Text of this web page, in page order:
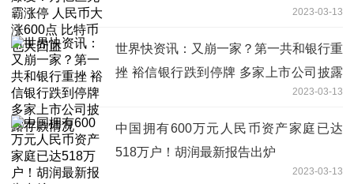
2023-03-13
世界快资讯：又崩一家？第一共和银行重
挫 裕信银行跌到停牌 多家上市公司披露
2023-03-13
中国拥有600万元人民币资产家庭已达
518万户！胡润最新报告出炉
2023-03-13